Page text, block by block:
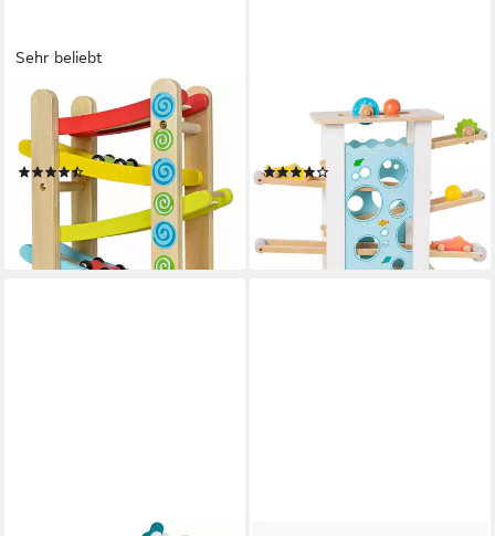
Sehr beliebt
EICHHORN
Kugelbahn Color,
Autorennbahn
(108)
ab 19,21 € 27,99 €
lieferbar - in 1-2 Werktagen bei dir
Kugelbahn, (7-tlg), aus Holz
mit 6 Rollelementen
65,95 €
lieferbar - in 3-4 Werktagen bei dir